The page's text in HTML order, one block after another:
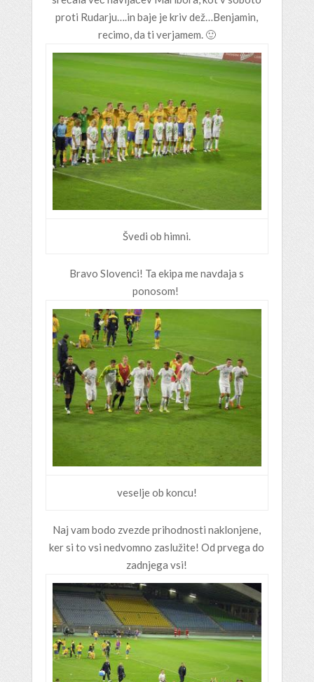
proti Rudarju….in baje je kriv dež…Benjamin,
recimo, da ti verjamem. 🙂
Švedi ob himni.
Bravo Slovenci! Ta ekipa me navdaja s
ponosom!
veselje ob koncu!
Naj vam bodo zvezde prihodnosti naklonjene,
ker si to vsi nedvomno zaslužite! Od prvega do
zadnjega vsi!